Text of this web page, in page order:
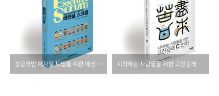
성공적인 애자일 도입을 위한 에센셜 스크럼 시작하는 사람들을 위한 고진감래 C언어